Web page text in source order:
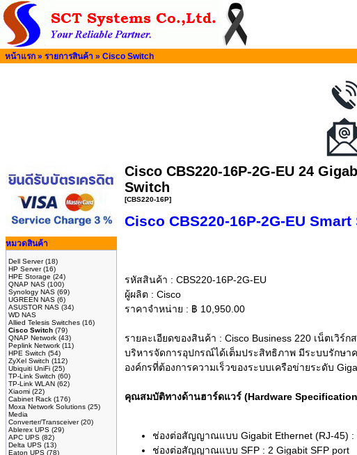
หน้าแรก » รายการสินค้า » Cisco Switch
หมวดสินค้า
Dell Server(18)
HP Server(16)
HPE Storage (24)
QNAP NAS (100)
Synology NAS (69)
UGREEN NAS (6)
ASUSTOR NAS (34)
WD NAS
Allied Telesis Switches (16)
Cisco Switch (79)
QNAP Network (43)
Peplink Network (11)
HPE Switch (54)
ZyXel Switch (112)
Ubiquiti UniFi (25)
TP-Link Switch (60)
TP-Link WLAN (62)
Xiaomi (22)
Cabinet Rack (176)
Moxa Network Solutions (25)
Media
Converter/Transceiver(20)
Ablerex UPS (29)
APC UPS (82)
Delta UPS (13)
Eaton UPS (78)
Cisco CBS220-16P-2G-EU 24
Switch
[CBS220-16P]
Cisco CBS220-16P-2G-EU Smart
รหัสสินค้า : CBS220-16P-2G-EU
ผู้ผลิต : Cisco
ราคาจำหน่าย : ฿ 10,950.00
รายละเอียดของสินค้า : Cisco Business 220 เน็ตเวิ
บริหารจัดการอุปกรณ์ได้เต็มประสิทธิภาพ มีระบบรักษา
องค์กรที่ต้องการความเร็วของระบบเครือข่ายระดับ
คุณสมบัติทางด้านฮาร์ดแวร์ (Hardware
ช่องต่อสัญญาณแบบ Gigabit Ethernet (RJ-45) :
ช่องต่อสัญญาณแบบ SFP : 2 Gigabit SFP port